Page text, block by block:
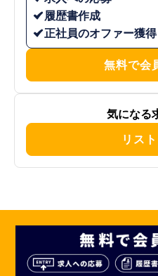
履歴書作成
正社員のオファー獲得
無料で会
気になる
リス